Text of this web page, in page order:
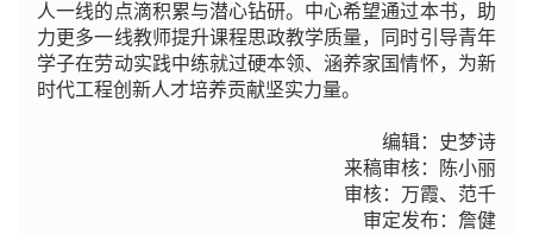
人一线的点滴积累与潜心钻研。中心希望通过本书，助
力更多一线教师提升课程思政教学质量，同时引导青年
学子在劳动实践中练就过硬本领、涵养家国情怀，为新
时代工程创新人才培养贡献坚实力量。
编辑：史梦诗
来稿审核：陈小丽
审核：万霞、范千
审定发布：詹健